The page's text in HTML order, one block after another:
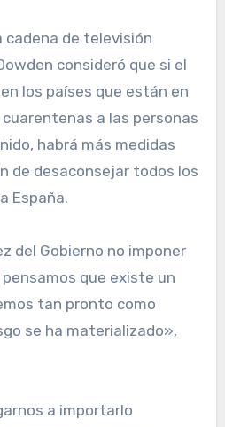
cadena de televisión
consideró que si el
los países que están en
a las personas
habrá más medidas
de desaconsejar todos los
España.
del Gobierno no imponer
que existe un
tan pronto como
se ha materializado»,
a importarlo